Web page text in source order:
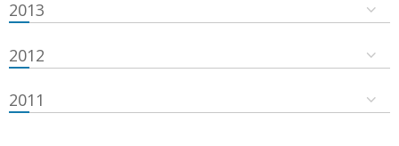
2013
2012
2011